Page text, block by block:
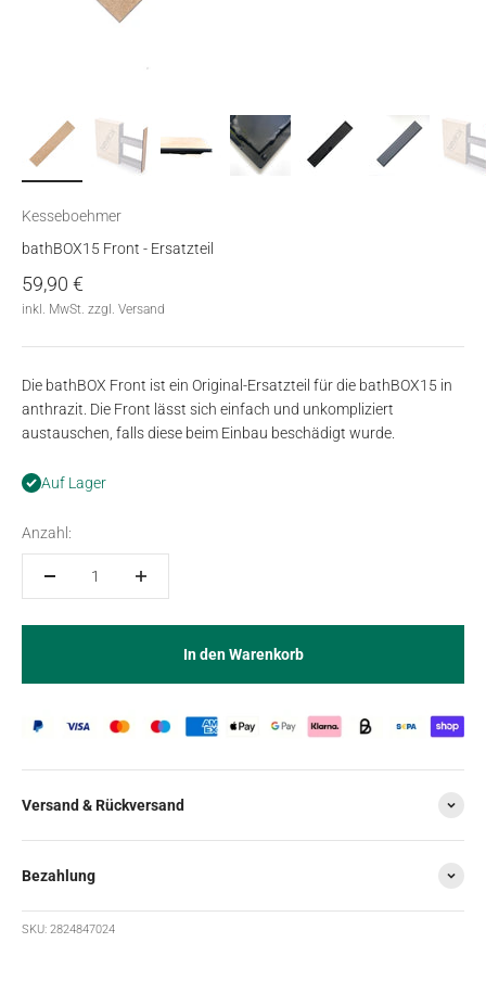
Kesseboehmer
bathBOX15 Front - Ersatzteil
Angebot
59,90 €
inkl. MwSt. zzgl. Versand
Die bathBOX Front ist ein Original-Ersatzteil für die bathBOX15 in
anthrazit. Die Front lässt sich einfach und unkompliziert
austauschen, falls diese beim Einbau beschädigt wurde.
Auf Lager
Anzahl:
In den Warenkorb
Versand & Rückversand
Bezahlung
SKU: 2824847024